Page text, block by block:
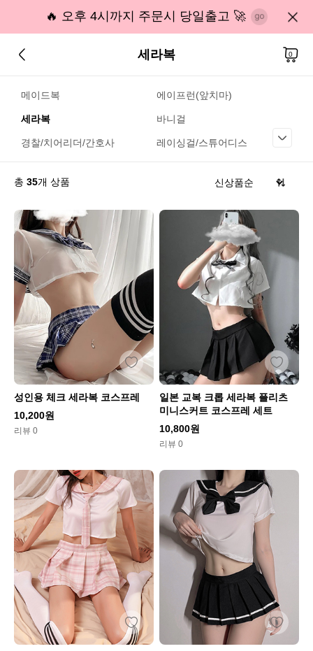
🔥 오후 4시까지 주문시 당일출고 🚀
세라복 0
메이드복 에이프런(앞치마)
세라복 바니걸
경찰/치어리더/간호사 레이싱걸/스튜어디스
총 35개 상품
성인용 체크 세라복 코스프레
10,200원
리뷰 0
일본 교복 크롭 세라복 플리츠
미니스커트 코스프레 세트
10,800원
리뷰 0